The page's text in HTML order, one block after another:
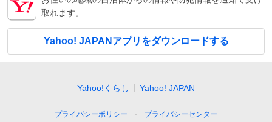
取れます。
Yahoo! JAPANアプリをダウンロードする
Yahoo!くらし Yahoo! JAPAN
プライバシーポリシー プライバシーセンター